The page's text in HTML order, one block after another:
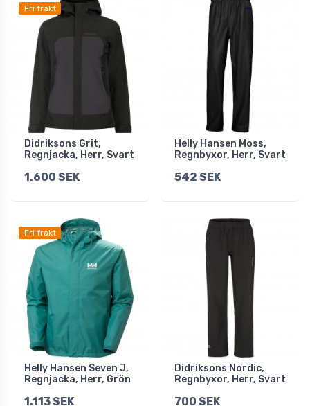
Fri frakt
Didriksons Grit,
Regnjacka, Herr, Svart
1.600 SEK
Helly Hansen Moss,
Regnbyxor, Herr, Svart
542 SEK
Fri frakt
Helly Hansen Seven J,
Regnjacka, Herr, Grön
1.113 SEK
Didriksons Nordic,
Regnbyxor, Herr, Svart
700 SEK